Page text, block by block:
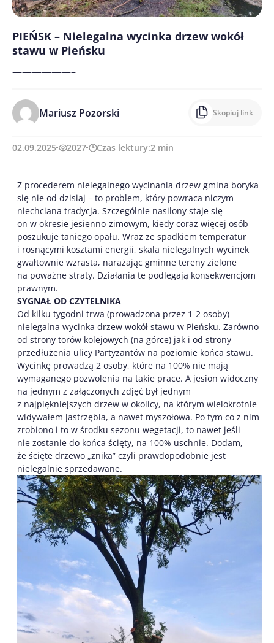
PIEŃSK – Nielegalna wycinka drzew wokół
stawu w Pieńsku
——————–
Mariusz Pozorski Skopiuj link
02.09.2025 2027 Czas lektury:2 min
Z procederem nielegalnego wycinania drzew gmina boryka
się nie od dzisiaj – to problem, który powraca niczym
niechciana tradycja. Szczególnie nasilony staje się
on w okresie jesienno-zimowym, kiedy coraz więcej osób
poszukuje taniego opału. Wraz ze spadkiem temperatur
i rosnącymi kosztami energii, skala nielegalnych wycinek
gwałtownie wzrasta, narażając gminne tereny zielone
na poważne straty. Działania te podlegają konsekwencjom
prawnym.
SYGNAŁ OD CZYTELNIKA
Od kilku tygodni trwa (prowadzona przez 1-2 osoby)
nielegalna wycinka drzew wokół stawu w Pieńsku. Zarówno
od strony torów kolejowych (na górce) jak i od strony
przedłużenia ulicy Partyzantów na poziomie końca stawu.
Wycinkę prowadzą 2 osoby, które na 100% nie mają
wymaganego pozwolenia na takie prace. A jesion widoczny
na jednym z załączonych zdjęć był jednym
z najpiękniejszych drzew w okolicy, na którym wielokrotnie
widywałem jastrzębia, a nawet myszołowa. Po tym co z nim
zrobiono i to w środku sezonu wegetacji, to nawet jeśli
nie zostanie do końca ścięty, na 100% uschnie. Dodam,
że ścięte drzewo „znika” czyli prawdopodobnie jest
nielegalnie sprzedawane.